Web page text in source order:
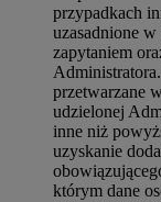
przypadkach
uzasadnione
zapytaniem
przetwarzane
udzielonej
inne niż
uzyskanie
którym dane